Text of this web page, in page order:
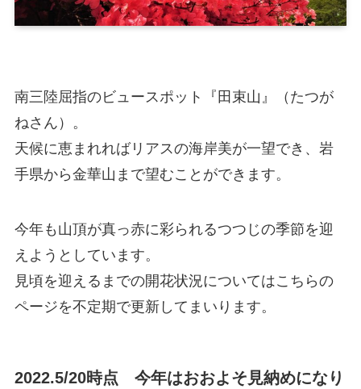
南三陸屈指のビュースポット『田束山』（たつが
ねさん）。
天候に恵まれればリアスの海岸美が一望でき、岩
手県から金華山まで望むことができます。
今年も山頂が真っ赤に彩られるつつじの季節を迎
えようとしています。
見頃を迎えるまでの開花状況についてはこちらの
ページを不定期で更新してまいります。
2022.5/20時点 今年はおおよそ見納めになり